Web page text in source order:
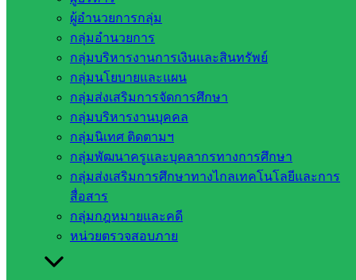
ผู้อำนวยการกลุ่ม
กลุ่มอำนวยการ
กลุ่มบริหารงานการเงินและสินทรัพย์
กลุ่มนโยบายและแผน
กลุ่มส่งเสริมการจัดการศึกษา
กลุ่มบริหารงานบุคคล
กลุ่มนิเทศ ติดตามฯ
กลุ่มพัฒนาครูและบุคลากรทางการศึกษา
กลุ่มส่งเสริมการศึกษาทางไกลเทคโนโลยีและการ
สื่อสาร
กลุ่มกฎหมายและคดี
หน่วยตรวจสอบภาย
เพื่อให้ทราบว่า ระบบทะเบียนประวัติมีข้อมูลความถูกต้อง ครบ
ถ้วน และเป็นปัจจุบัน ตามรายงานในระบบ D – Pension